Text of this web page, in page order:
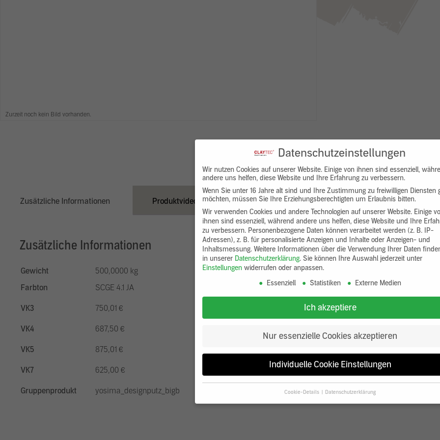
Zurzeit noch kein Bild vorhanden.
Zusätzliche Informationen Produktvideo Downloads Produktbeschreibung
Zusätzliche Informationen
Gewicht
500,0000 kg
Farbton
SCGE 4.1 JA
VK3 750,01 €
VK4 687,50 €
VK5 875,01 €
VK7 625,00 €
Gruppenprodukt yosima_designputz_bigb
Datenschutzeinstellungen
Wir nutzen Cookies auf unserer Website. Einige von ihnen sind essenziell,
andere uns helfen, diese Website und Ihre Erfahrung zu verbessern.
Wenn Sie unter 16 Jahre alt sind und Ihre Zustimmung zu freiwilligen Diensten
möchten, müssen Sie Ihre Erziehungsberechtigten um Erlaubnis bitten.
Wir verwenden Cookies und andere Technologien auf unserer Website. Einige
ihnen sind essenziell, während andere uns helfen, diese Website und Ihre
zu verbessern. Personenbezogene Daten können verarbeitet werden (z. B. IP-
Adressen), z. B. für personalisierte Anzeigen und Inhalte oder Anzeigen- und
Inhaltsmessung. Weitere Informationen über die Verwendung Ihrer Daten
in unserer Datenschutzerklärung. Sie können Ihre Auswahl jederzeit unter
Einstellungen widerrufen oder anpassen.
Essenziell
Statistiken Externe Medien
Ich akzeptiere
Nur essenzielle Cookies akzeptieren
Individuelle Cookie Einstellungen
Cookie-Details Datenschutzerklärung
Datenschutzeinstellungen